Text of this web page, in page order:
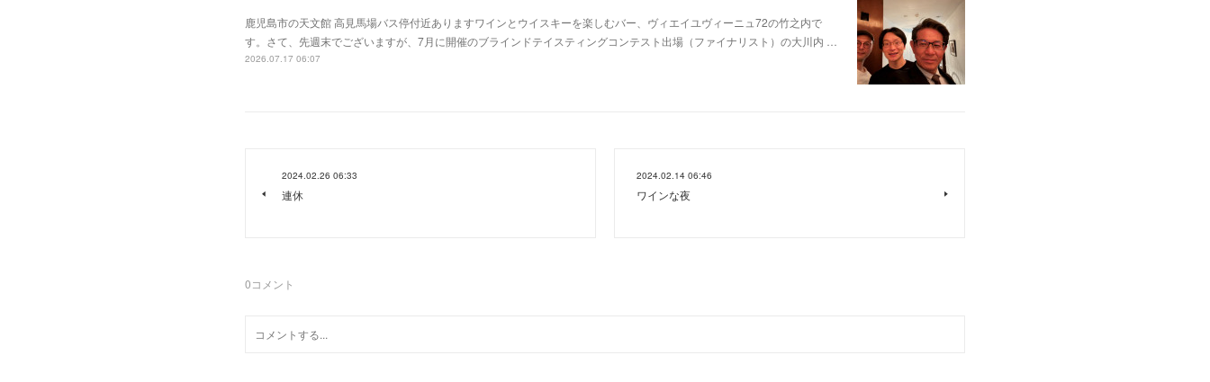
鹿児島市の天文館 高見馬場バス停付近ありますワインとウイスキーを楽しむバー、ヴィエイユヴィーニュ72の竹之内で
す。さて、先週末でございますが、7月に開催のブラインドテイスティングコンテスト出場（ファイナリスト）の大川内 …
2026.07.17 06:07
2024.02.26 06:33
連休
2024.02.14 06:46
ワインな夜
0コメント